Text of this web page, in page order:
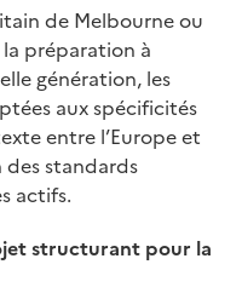
de Melbourne ou
la préparation à
génération, les
aux spécificités
entre l’Europe et
des standards
actifs.
structurant pour la